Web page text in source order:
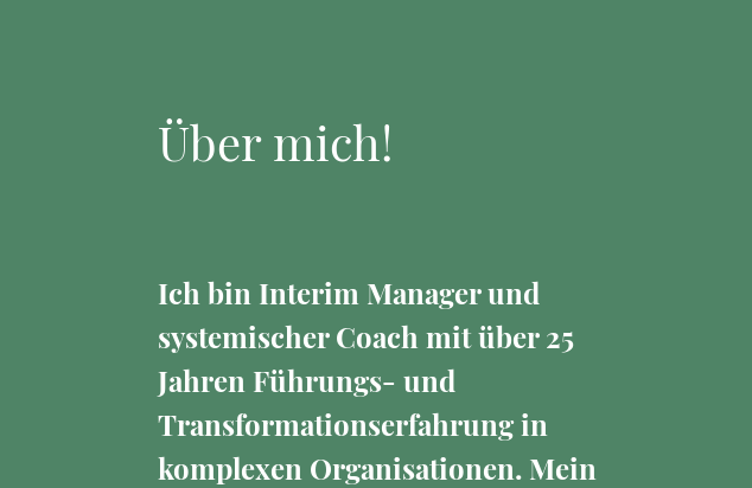
Über mich!
Ich bin Interim Manager und
systemischer Coach mit über 25
Jahren Führungs- und
Transformationserfahrung in
komplexen Organisationen. Mein